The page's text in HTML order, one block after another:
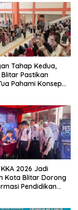
Tahap Kedua,
Pastikan
Pahami Konsep
2026 Jadi
Kota Blitar Dorong
Pendidikan